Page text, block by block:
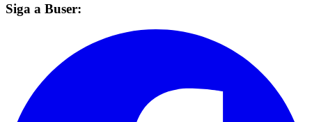
Siga a Buser: